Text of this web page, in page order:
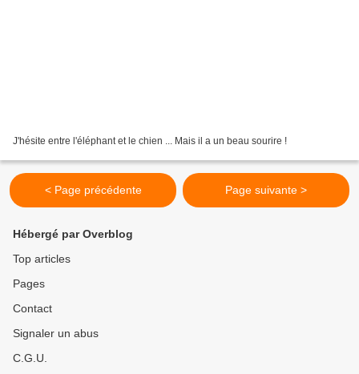
J'hésite entre l'éléphant et le chien ... Mais il a un beau sourire !
< Page précédente Page suivante >
Hébergé par Overblog
Top articles
Pages
Contact
Signaler un abus
C.G.U.